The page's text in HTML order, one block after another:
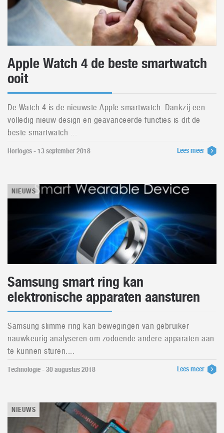
Apple Watch 4 de beste smartwatch
ooit
De Watch 4 is de nieuwste Apple smartwatch. Dankzij een
volledig nieuw design en geavanceerde functies is dit de
beste smartwatch ...
Horloges - 13 september 2018 Lees meer
NIEUWS
Samsung smart ring kan
elektronische apparaten aansturen
Samsung slimme ring kan bewegingen van gebruiker
nauwkeurig analyseren om zodoende andere apparaten aan
te kunnen sturen....
Technologie - 30 augustus 2018 Lees meer
NIEUWS